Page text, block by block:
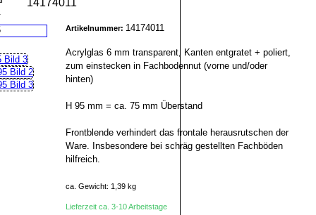
14174011
Artikelnummer: 14174011
Acrylglas 6 mm transparent, Kanten entgratet + poliert,
zum einstecken in Fachbodennut (vorne und/oder
hinten)
H 95 mm = ca. 75 mm Überstand
Frontblende verhindert das frontale herausrutschen der
Ware. Insbesondere bei schräg gestellten Fachböden
hilfreich.
ca. Gewicht: 1,39 kg
Lieferzeit ca. 3-10 Arbeitstage